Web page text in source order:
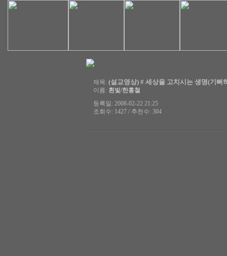
제목: (설교영상) # 세상을 고치시는 생명(기뻐
이름: 흰빛/한홍철
등록일: 2008-02-22 21:25
조회수: 1427 / 추천수: 304